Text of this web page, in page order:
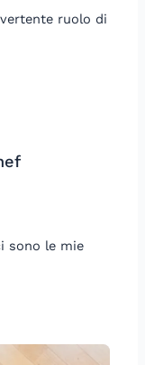
ruolo di
sono le mie